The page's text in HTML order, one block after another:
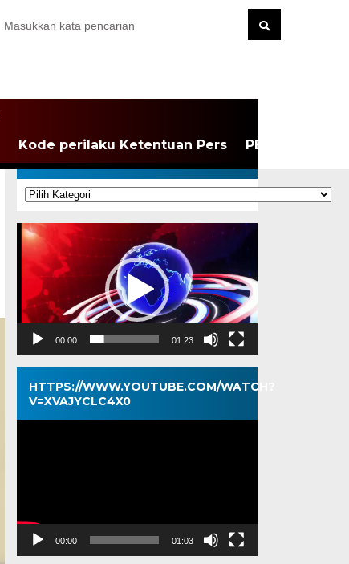
Kode perilaku Ketentuan Pers PEDOMAN
KATEGORI
Kategori
Pemutar
Video
00:00 01:23
HTTPS://WWW.YOUTUBE.COM/WATCH?
V=XVAJYCLC4X0
Pemutar
00:00 01:03